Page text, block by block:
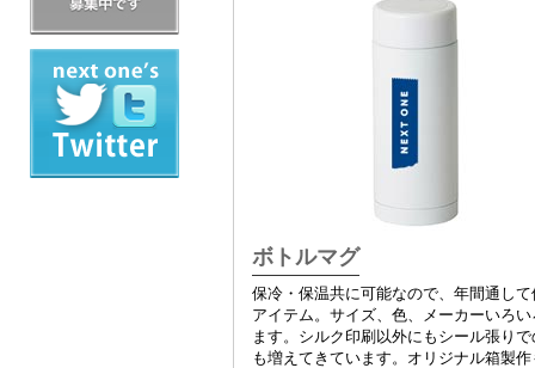
ボトルマグ
保冷・保温共に可能なので、年間通して
アイテム。サイズ、色、メーカーいろ
ます。シルク印刷以外にもシール張り
も増えてきています。オリジナル箱製